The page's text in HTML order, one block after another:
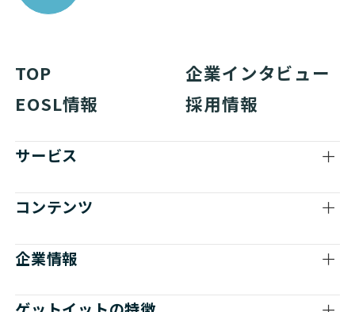
TOP
企業インタビュー
EOSL情報
採用情報
サービス
コンテンツ
企業情報